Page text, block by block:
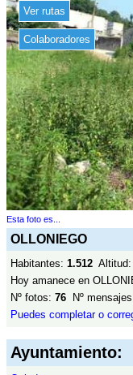
Ver rutas
Colaboradores
Esta foto es...
OLLONIEGO
Habitantes: 1.512 Altitud:
Hoy amanece en
Nº fotos: 76 Nº
Puedes completar o
Ayuntamiento: